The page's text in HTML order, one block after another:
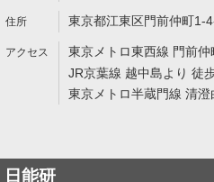
東京都江東区門前仲町1-
東京メトロ東西線 門前
JR京葉線 越中島より 徒
東京メトロ半蔵門線 清
日能研